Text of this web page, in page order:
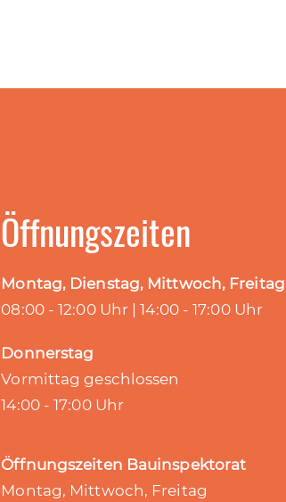
Öffnungszeiten
Montag, Dienstag, Mittwoch, Freitag
08:00 - 12:00 Uhr | 14:00 - 17:00 Uhr
Donnerstag
Vormittag geschlossen
14:00 - 17:00 Uhr
Öffnungszeiten Bauinspektorat
Montag, Mittwoch, Freitag